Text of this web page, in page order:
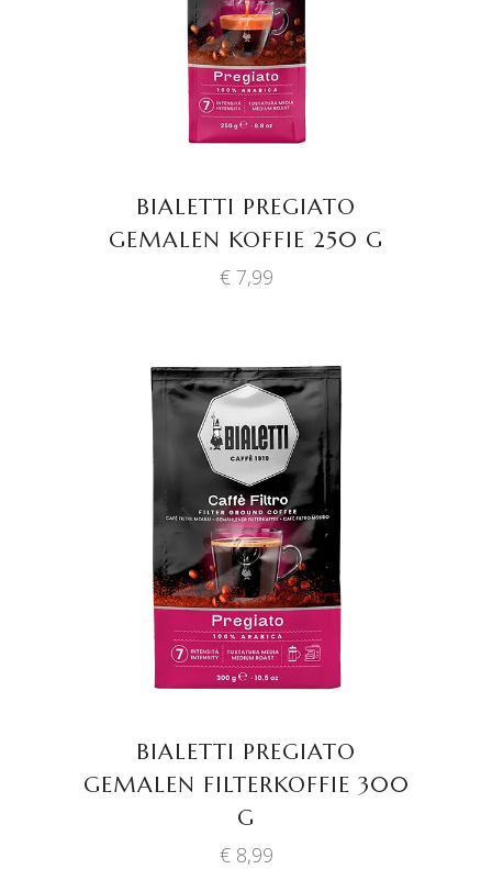
BIALETTI PREGIATO
GEMALEN KOFFIE 250 G
€7,99
TOEVOEGEN AAN
WINKELWAGEN
BIALETTI PREGIATO
GEMALEN FILTERKOFFIE 300
G
€8,99